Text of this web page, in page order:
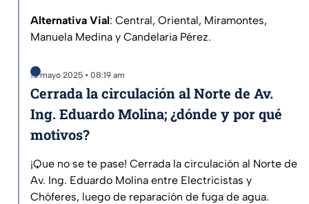
Alternativa Vial: Central, Oriental, Miramontes,
Manuela Medina y Candelaria Pérez.
13 mayo 2025 • 08:19 am
Cerrada la circulación al Norte de Av.
Ing. Eduardo Molina; ¿dónde y por qué
motivos?
¡Que no se te pase! Cerrada la circulación al Norte de
Av. Ing. Eduardo Molina entre Electricistas y
Chóferes, luego de reparación de fuga de agua.